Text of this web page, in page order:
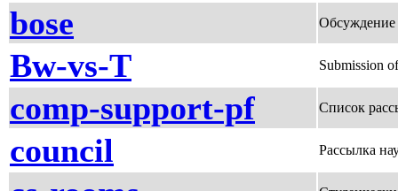
bose Обсуждение
Bw-vs-T Submission
comp-support-pf Список
council Рассылка